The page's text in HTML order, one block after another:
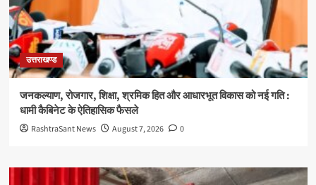
उत्तराखण्ड
जनकल्याण, रोजगार, शिक्षा, श्रमिक हित और आधारभूत विकास को नई गति :
धामी कैबिनेट के ऐतिहासिक फैसले
RashtraSant News August 7, 2026 0